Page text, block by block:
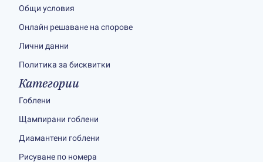
Общи условия
Онлайн решаване на спорове
Лични данни
Политика за бисквитки
Категории
Гоблени
Щампирани гоблени
Диамантени гоблени
Рисуване по номера